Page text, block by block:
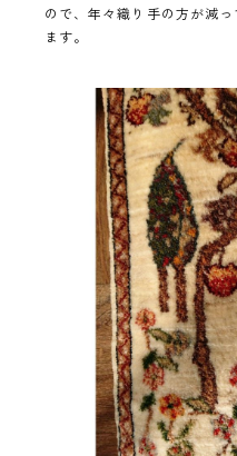
ので、年々織り手の方が減
ます。